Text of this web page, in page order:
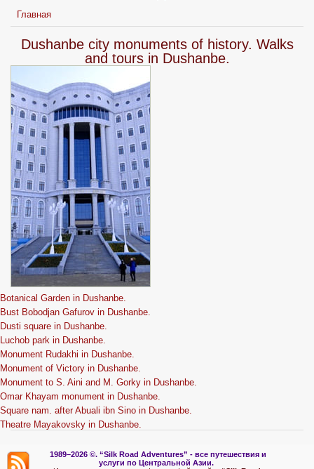
Главная
Dushanbe city monuments of history. Walks
and tours in Dushanbe.
Botanical Garden in Dushanbe.
Bust Bobodjan Gafurov in Dushanbe.
Dusti square in Dushanbe.
Luchob park in Dushanbe.
Monument Rudakhi in Dushanbe.
Monument of Victory in Dushanbe.
Monument to S. Aini and M. Gorky in Dushanbe.
Omar Khayam monument in Dushanbe.
Square nam. after Abuali ibn Sino in Dushanbe.
Theatre Mayakovsky in Dushanbe.
1989–2026 ©. “Silk Road Adventures” - все путешествия и
услуги по Центральной Азии.